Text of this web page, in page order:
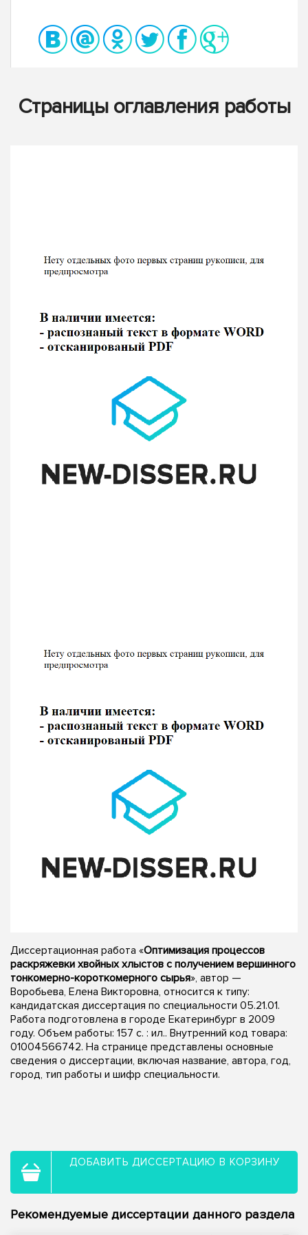
Страницы оглавления работы
Диссертационная работа «Оптимизация процессов
раскряжевки хвойных хлыстов с получением вершинного
тонкомерно-короткомерного сырья», автор —
Воробьева, Елена Викторовна, относится к типу:
кандидатская диссертация по специальности 05.21.01.
Работа подготовлена в городе Екатеринбург в 2009
году. Объем работы: 157 с. : ил.. Внутренний код товара:
01004566742. На странице представлены основные
сведения о диссертации, включая название, автора, год,
город, тип работы и шифр специальности.
ДОБАВИТЬ ДИССЕРТАЦИЮ В КОРЗИНУ
Рекомендуемые диссертации данного раздела